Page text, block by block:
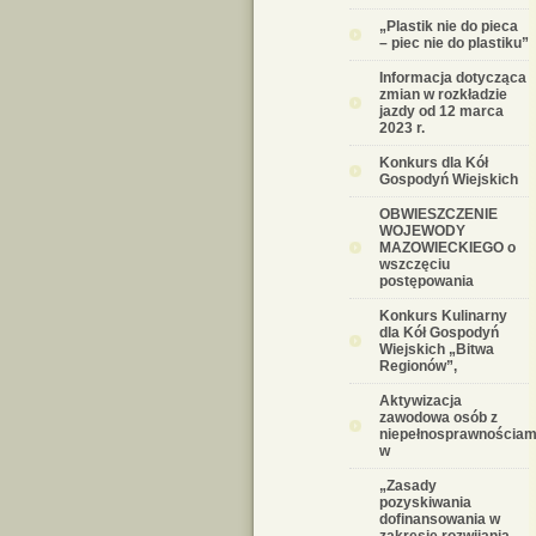
„Plastik nie do pieca
– piec nie do plastiku”
Informacja dotycząca
zmian w rozkładzie
jazdy od 12 marca
2023 r.
Konkurs dla Kół
Gospodyń Wiejskich
OBWIESZCZENIE
WOJEWODY
MAZOWIECKIEGO o
wszczęciu
postępowania
Konkurs Kulinarny
dla Kół Gospodyń
Wiejskich „Bitwa
Regionów”,
Aktywizacja
zawodowa osób z
w
„Zasady
pozyskiwania
dofinansowania w